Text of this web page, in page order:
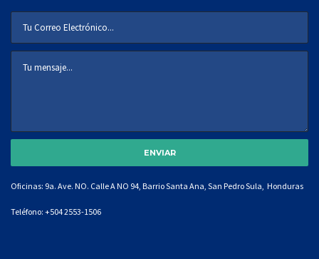
Oficinas: 9a. Ave. NO. Calle A NO 94, Barrio Santa Ana, San Pedro Sula, Honduras
Teléfono: +504 2553-1506